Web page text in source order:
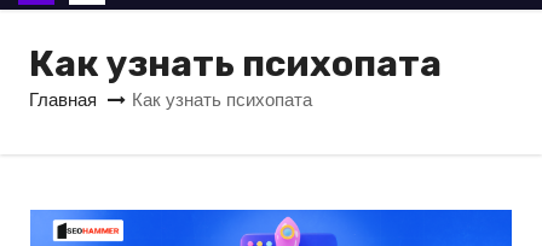
к
Как узнать психопата
Главная Как узнать психопата